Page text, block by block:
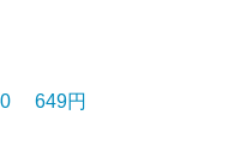
0 649円